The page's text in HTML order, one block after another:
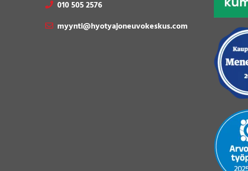
010 505 2576
myynti@hyotyajoneuvokeskus.com